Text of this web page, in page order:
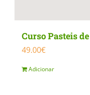
Curso Pasteis
49.00€
Adicionar